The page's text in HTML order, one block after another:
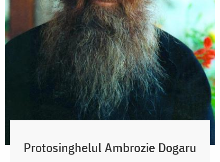
Protosinghelul Ambrozie Dogaru